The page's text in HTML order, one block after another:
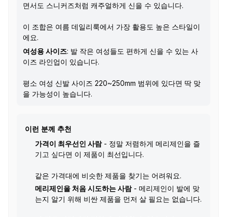
면서도 스니커즈처럼 캐주얼하게 신을 수 있습니다.
이 조합은 여름 데일리룩에서 가장 활용도 높은 스타일이
에요.
여성용 사이즈: 발 작은 여성들도 편하게 신을 수 있는 사
이즈 라인업이 있습니다.
평소 여성 신발 사이즈 220~250mm 범위에 있다면 딱 맞
을 가능성이 높습니다.
이런 분께 추천
가격이 최우선인 사람- 정말 저렴하게 메리제인을 즐
기고 싶다면 이 제품이 최선입니다.
같은 가격대에 비슷한 제품을 찾기는 어려워요.
메리제인을 처음 시도하는 사람- 메리제인이 발에 맞
는지 알기 위해 비싼 제품을 먼저 살 필요는 없습니다.